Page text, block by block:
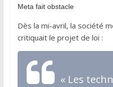
Meta fait obstacle
Dès la mi-avril, la société
critiquait le projet de loi :
« Les